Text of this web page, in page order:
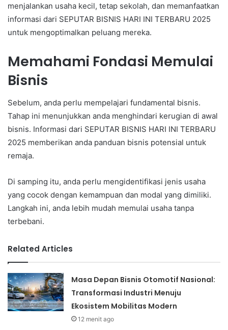
menjalankan usaha kecil, tetap sekolah, dan memanfaatkan
informasi dari SEPUTAR BISNIS HARI INI TERBARU 2025
untuk mengoptimalkan peluang mereka.
Memahami Fondasi Memulai
Bisnis
Sebelum, anda perlu mempelajari fundamental bisnis.
Tahap ini menunjukkan anda menghindari kerugian di awal
bisnis. Informasi dari SEPUTAR BISNIS HARI INI TERBARU
2025 memberikan anda panduan bisnis potensial untuk
remaja.
Di samping itu, anda perlu mengidentifikasi jenis usaha
yang cocok dengan kemampuan dan modal yang dimiliki.
Langkah ini, anda lebih mudah memulai usaha tanpa
terbebani.
Related Articles
Masa Depan Bisnis Otomotif Nasional:
Transformasi Industri Menuju
Ekosistem Mobilitas Modern
12 menit ago